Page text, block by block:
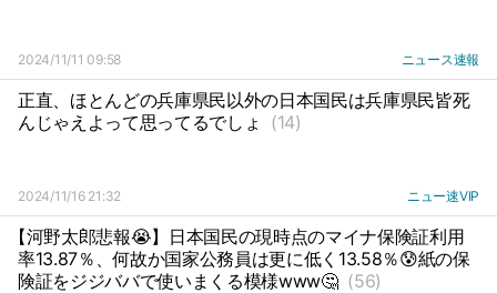
2024/11/11 09:58 ニュース速報
正直、ほとんどの兵庫県民以外の日本国民は兵庫県民皆死
んじゃえよって思ってるでしょ
(14)
2024/11/16 21:32 ニュー速VIP
【河野太郎悲報😭】日本国民の現時点のマイナ保険証利用
率13.87％、何故か国家公務員は更に低く13.58％😰紙の保
険証をジジババで使いまくる模様www🤔 (56)